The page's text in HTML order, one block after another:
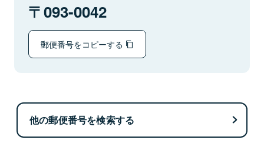
093-0042
郵便番号をコピーする
他の郵便番号を検索する